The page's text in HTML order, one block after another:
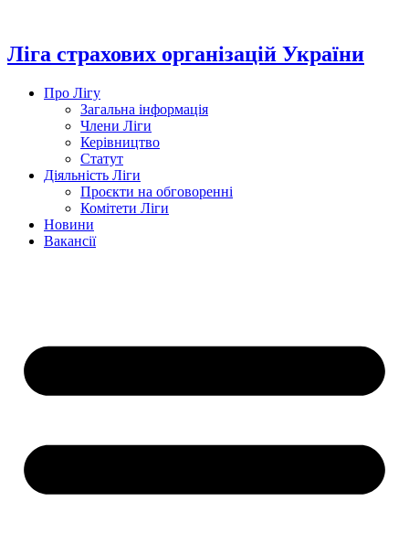
вмісту
Ліга страхових організацій України
Про Лігу
Загальна інформація
Члени Ліги
Керівництво
Статут
Діяльність Ліги
Проєкти на обговоренні
Комітети Ліги
Новини
Вакансії